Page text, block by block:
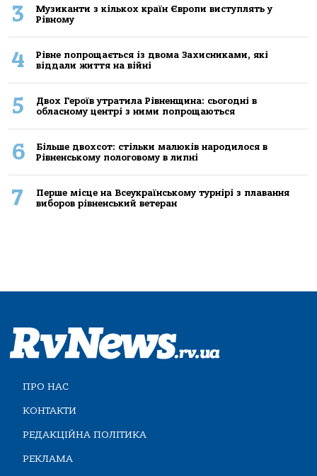
3
Музиканти з кількох країн Європи виступлять у
Рівному
4
Рівне попрощається із двома Захисниками, які
віддали життя на війні
5
Двох Героїв утратила Рівненщина: сьогодні в
обласному центрі з ними попрощаються
6
Більше двохсот: стільки малюків народилося в
Рівненському пологовому в липні
7
Перше місце на Всеукраїнському турнірі з плавання
виборов рівненський ветеран
ПРО НАС
КОНТАКТИ
РЕДАКЦІЙНА ПОЛІТИКА
РЕКЛАМА